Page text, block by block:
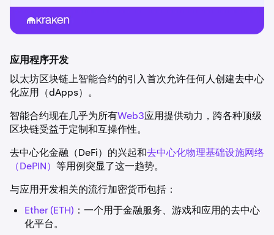
应用程序开发
以太坊区块链上智能合约的引入首次允许任何人创建去中心
化应用（dApps）。
智能合约现在几乎为所有Web3应用提供动力，跨各种顶级
区块链受益于定制和互操作性。
去中心化金融（DeFi）的兴起和去中心化物理基础设施网络
（DePIN） 等用例突显了这一趋势。
与应用开发相关的流行加密货币包括：
Ether (ETH) ：一个用于金融服务、游戏和应用的去中心
化平台。